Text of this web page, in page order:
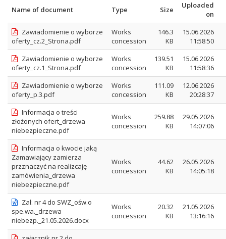
Name of document Type Size
Uploaded
on
Zawiadomienie o wyborze
oferty_cz.2_Strona.pdf
Works
concession
146.3
KB
15.06.2026
11:58:50
Zawiadomienie o wyborze
oferty_cz.1_Strona.pdf
Works
concession
139.51
KB
15.06.2026
11:58:36
Zawiadomienie o wyborze
oferty_p.3.pdf
Works
concession
111.09
KB
12.06.2026
20:28:37
Informacja o treści
złożonych ofert_drzewa
niebezpieczne.pdf
Works
concession
259.88
KB
29.05.2026
14:07:06
Informacja o kwocie jaką
Zamawiający zamierza
przznaczyć na realizcaję
zamówienia_drzewa
niebezpieczne.pdf
Works
concession
44.62
KB
26.05.2026
14:05:18
Zał. nr 4 do SWZ_ośw.o
spe.wa._drzewa
niebezp._21.05.2026.docx
Works
concession
20.32
KB
21.05.2026
13:16:16